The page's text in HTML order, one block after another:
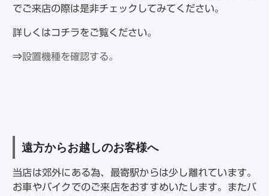
でご来店の際は是非チェックしてみてください。
詳しくはコチラをご覧ください。
⇒設置機種を確認する。
遠方からお越しのお客様へ
当店は郊外にある為、最寄駅からは少し離れています。
お車やバイクでのご来店をおすすめいたします。またバ